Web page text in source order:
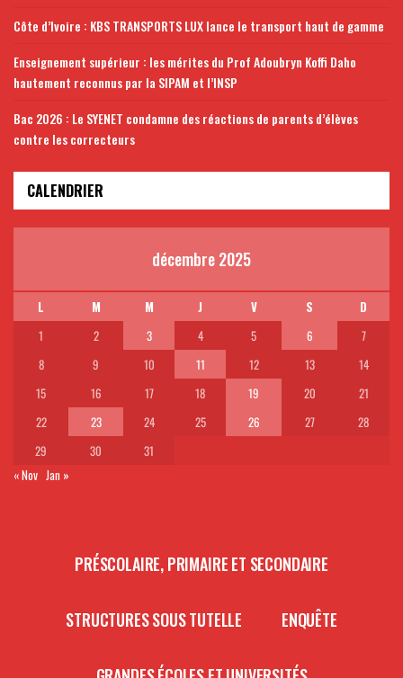
Côte d’Ivoire : KBS TRANSPORTS LUX lance le transport haut de gamme
Enseignement supérieur : les mérites du Prof Adoubryn Koffi Daho
hautement reconnus par la SIPAM et l’INSP
Bac 2026 : Le SYENET condamne des réactions de parents d’élèves
contre les correcteurs
CALENDRIER
décembre 2025
L M M J V S
D
1
2 3 4 5 6
7
8
9 10 11 12 13
14
15
16 17 18 19 20
21
22
23 24 25 26 27
28
29
30
31
« Nov Jan »
PRÉSCOLAIRE, PRIMAIRE ET SECONDAIRE
STRUCTURES SOUS TUTELLE ENQUÊTE